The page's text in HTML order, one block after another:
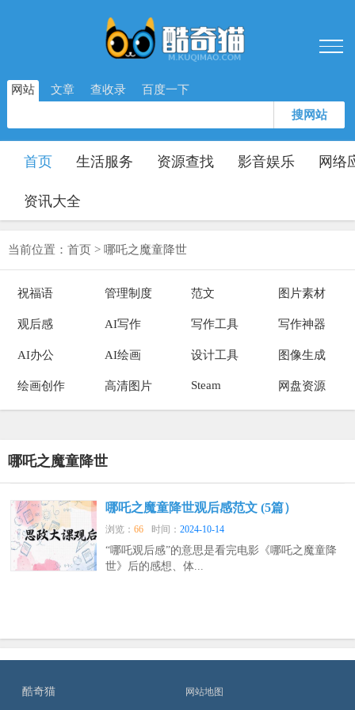
网站 文章 查收录 百度一下
搜网站
首页 生活服务 资源查找 影音娱乐 网络
资讯大全
当前位置： 首页 > 哪吒之魔童降世
祝福语 管理制度 范文 图片素材
观后感 AI写作 写作工具 写作神器
AI办公 AI绘画 设计工具 图像生成
绘画创作 高清图片 Steam 网盘资源
哪吒之魔童降世
哪吒之魔童降世观后感范文 (5篇）
浏览：66 时间：2024-10-14
“哪吒观后感”的意思是看完电影《哪吒之魔童降
世》后的感想、体...
酷奇猫 网站地图